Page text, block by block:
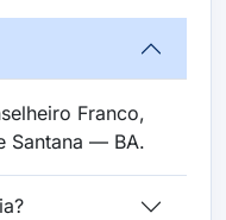
Franco,
Santana — BA.